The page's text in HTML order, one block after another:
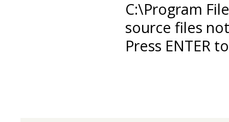
C:\Program
source files
Press ENTER